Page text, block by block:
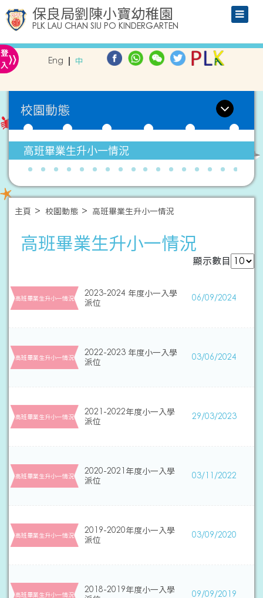
保良局劉陳小寶幼稚園
PLK LAU CHAN SIU PO KINDERGARTEN
登
入» Eng 中
校園動態
高班畢業生升小一情況
主頁 校園動態 高班畢業生升小一情況
高班畢業生升小一情況
顯示數目
高班畢業生升小一情況
2023-2024 年度小一入學
派位
06/09/2024
高班畢業生升小一情況
2022-2023 年度小一入學
派位
03/06/2024
高班畢業生升小一情況
2021-2022年度小一入學
派位
29/03/2023
高班畢業生升小一情況
2020-2021年度小一入學
派位
03/11/2022
高班畢業生升小一情況
2019-2020年度小一入學
派位
03/09/2020
高班畢業生升小一情況
2018-2019年度小一入學
09/09/2019